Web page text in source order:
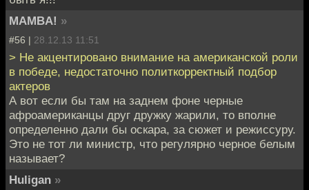
MAMBA! »
#56 | 28.12.13 11:51
> Не акцентировано внимание на американской роли
в победе, недостаточно политкорректный подбор
актеров
А вот если бы там на заднем фоне черные
афроамериканцы друг дружку жарили, то вполне
определенно дали бы оскара, за сюжет и режиссуру.
Это не тот ли министр, что регулярно черное белым
называет?
Huligan »